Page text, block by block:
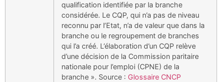
qualification identifiée par la branche
considérée. Le CQP, qui n’a pas de niveau
reconnu par l’Etat, n’a de valeur que dans la
branche ou le regroupement de branches
qui l’a créé. L’élaboration d’un CQP relève
d’une décision de la Commission paritaire
nationale pour l’emploi (CPNE) de la
branche ». Source : Glossaire CNCP